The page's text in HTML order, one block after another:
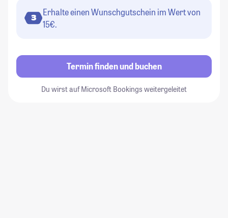
3
Erhalte einen Wunschgutschein im Wert von
15€.
Termin finden und buchen
Du wirst auf Microsoft Bookings weitergeleitet